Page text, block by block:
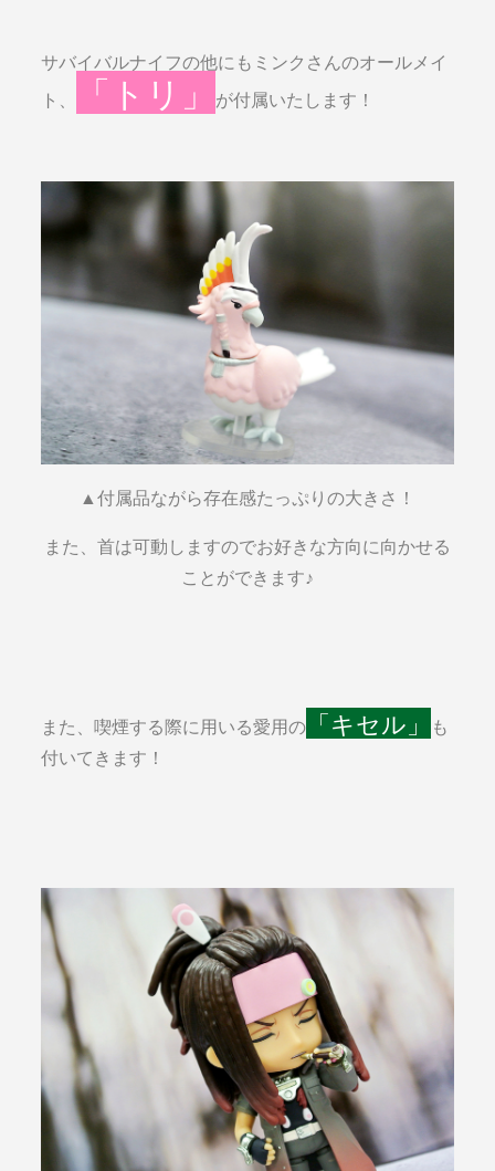
サバイバルナイフの他にもミンクさんのオールメイ
ト、
「トリ」 が付属いたします！
▲付属品ながら存在感たっぷりの大きさ！
また、首は可動しますのでお好きな方向に向かせる
ことができます♪
また、喫煙する際に用いる愛用の 「キセル」
も
付いてきます！